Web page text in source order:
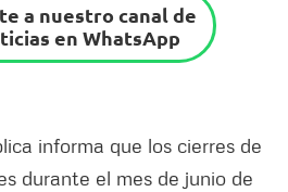
a nuestro canal de
en WhatsApp
informa que los cierres de
durante el mes de junio de